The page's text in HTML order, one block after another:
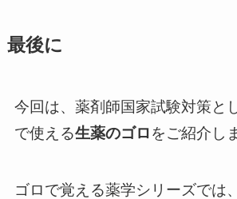
最後に
今回は、薬剤師国家試験対策と
で使える生薬のゴロをご紹介し
ゴロで覚える薬学シリーズでは、